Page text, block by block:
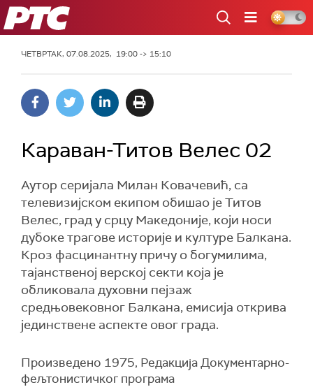
РТС
ЧЕТВРТАК, 07.08.2025, 19:00 -> 15:10
Караван-Титов Велес 02
Аутор серијала Милан Ковачевић, са
телевизијском екипом обишао је Титов
Велес, град у срцу Македоније, који носи
дубоке трагове историје и културе Балкана.
Кроз фасцинантну причу о богумилима,
тајанственој верској секти која је
обликовала духовни пејзаж
средњовековног Балкана, емисија открива
јединствене аспекте овог града.
Произведено 1975, Редакција Документарно-
фељтонистичког програма